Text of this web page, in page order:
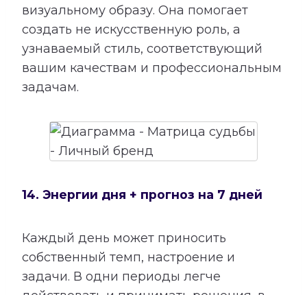
визуальному образу. Она помогает
создать не искусственную роль, а
узнаваемый стиль, соответствующий
вашим качествам и профессиональным
задачам.
14. Энергии дня + прогноз на 7 дней
Каждый день может приносить
собственный темп, настроение и
задачи. В одни периоды легче